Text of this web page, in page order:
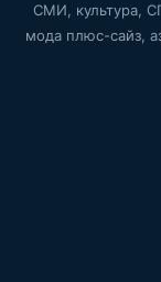
СМИ, культура,
мода плюс-сайз,